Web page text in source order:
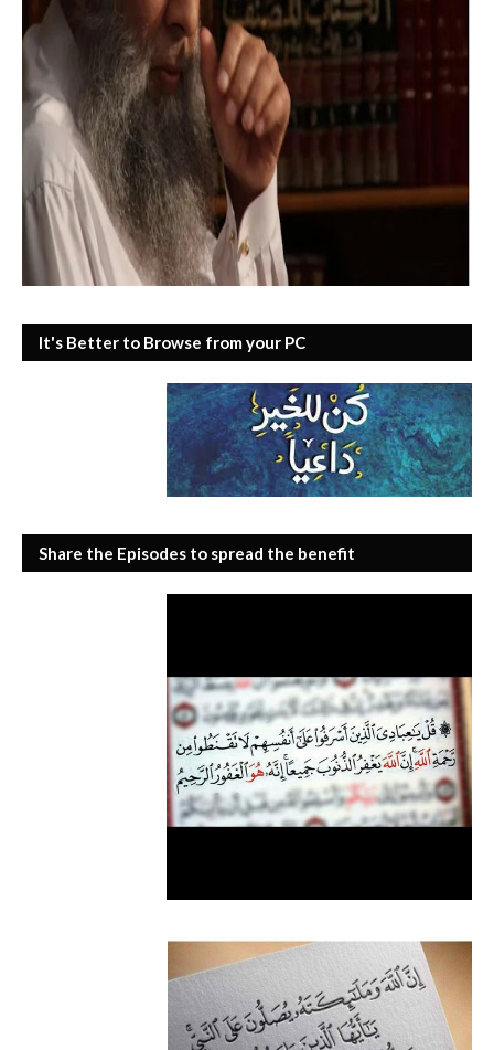
It's Better to Browse from your PC
Share the Episodes to spread the benefit